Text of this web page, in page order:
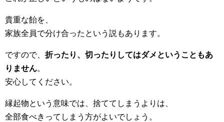
貴重な飴を、
家族全員で分け合ったという説もあります。
ですので、 折ったり、切ったりしてはダメということもあ
りません。
安心してください。
縁起物という意味では、捨ててしまうよりは、
全部食べきってしまう方がよいでしょう。